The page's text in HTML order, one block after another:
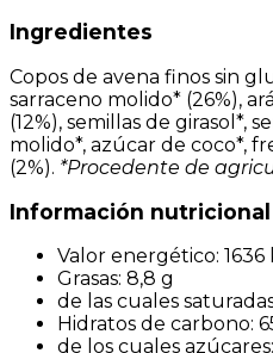
Ingredientes
Copos de avena finos sin
sarraceno molido* (26%),
(12%), semillas de girasol*,
molido*, azúcar de coco*,
(2%). *Procedente de
Información nutricional
Valor energético: 1636
Grasas: 8,8 g
de las cuales
Hidratos de carbono:
de los cuales azúcares: